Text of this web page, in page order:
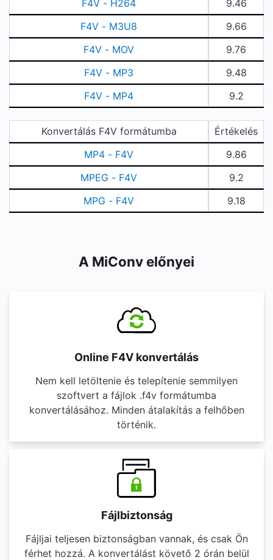
F4V - H264
9.46
F4V - M3U8
9.66
F4V - MOV
9.76
F4V - MP3
9.48
F4V - MP4
9.2
Konvertálás F4V formátumba
Értékelés
MP4 - F4V
9.86
MPEG - F4V
9.2
MPG - F4V
9.18
A MiConv előnyei
Online F4V konvertálás
Nem kell letöltenie és telepítenie semmilyen
szoftvert a fájlok .f4v formátumba
konvertálásához. Minden átalakítás a felhőben
történik.
Fájlbiztonság
Fájljai teljesen biztonságban vannak, és csak Ön
férhet hozzá. A konvertálást követő 2 órán belül